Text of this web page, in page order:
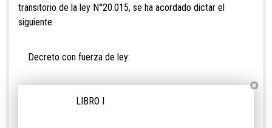
transitorio de la ley N°20.015, se ha acordado dictar el
siguiente
Decreto con fuerza de ley:
LIBRO I